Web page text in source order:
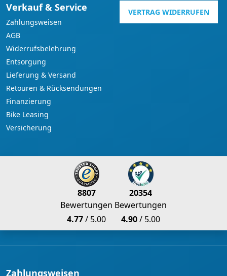
Verkauf & Service
Zahlungsweisen
AGB
Widerrufsbelehrung
Entsorgung
Lieferung & Versand
Retouren & Rücksendungen
Finanzierung
Bike Leasing
Versicherung
VERTRAG WIDERRUFEN
8807
Bewertungen
4.77/ 5.00
20354
Bewertungen
4.90/ 5.00
Zahlungsweisen